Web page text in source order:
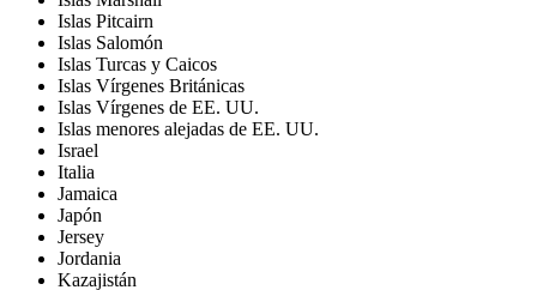
Islas Pitcairn
Islas Salomón
Islas Turcas y Caicos
Islas Vírgenes Británicas
Islas Vírgenes de EE. UU.
Islas menores alejadas de EE. UU.
Israel
Italia
Jamaica
Japón
Jersey
Jordania
Kazajistán